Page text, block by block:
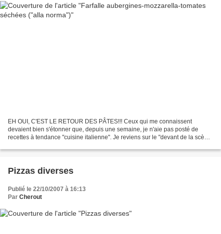
EH OUI, C'EST LE RETOUR DES PÂTES!!! Ceux qui me connaissent
devaient bien s'étonner que, depuis une semaine, je n'aie pas posté de
recettes à tendance "cuisine italienne". Je reviens sur le "devant de la scène
Pizzas diverses
Publié le 22/10/2007 à 16:13
Par Cherout